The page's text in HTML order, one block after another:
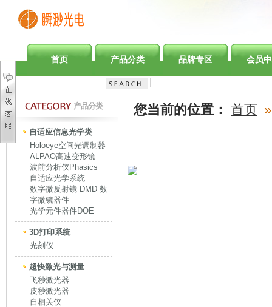
首页 产品分类 品牌专区 会员
产品分类
自适应信息光学类
Holoeye空间光调制器
ALPAO高速变形镜
波前分析仪Phasics
自适应光学系统
数字微反射镜 DMD 数
字微镜器件
光学元件器件DOE
3D打印系统
光刻仪
超快激光与测量
飞秒激光器
皮秒激光器
自相关仪
您当前的位置： 首页 »